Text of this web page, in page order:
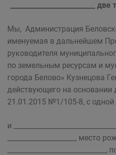
_________________________
Мы, Администрация
именуемая в дальнейшем
руководителя
по земельным ресурсам и
города Белово» Кузнецова
действующего на основании
21.01.2015 №1/105-8, с одной
и
____________________, место
_____________________________,